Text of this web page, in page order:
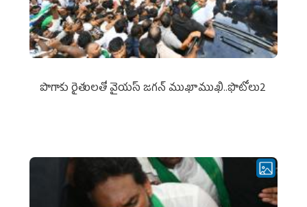
పొగాకు రైతుల‌తో వైయ‌స్ జ‌గ‌న్ ముఖాముఖి..ఫొటోలు2